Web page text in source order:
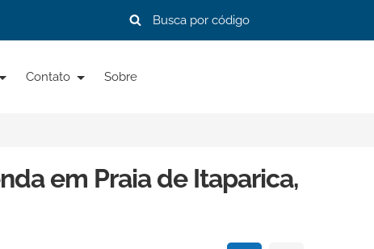
Contato Sobre
em Praia de Itaparica,